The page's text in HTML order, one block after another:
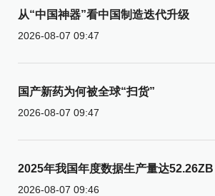
从“中国神器”看中国制造迭代升级
2026-08-07 09:47
国产新药为何被全球“扫货”
2026-08-07 09:47
2025年我国年度数据生产量达52.26ZB
2026-08-07 09:46